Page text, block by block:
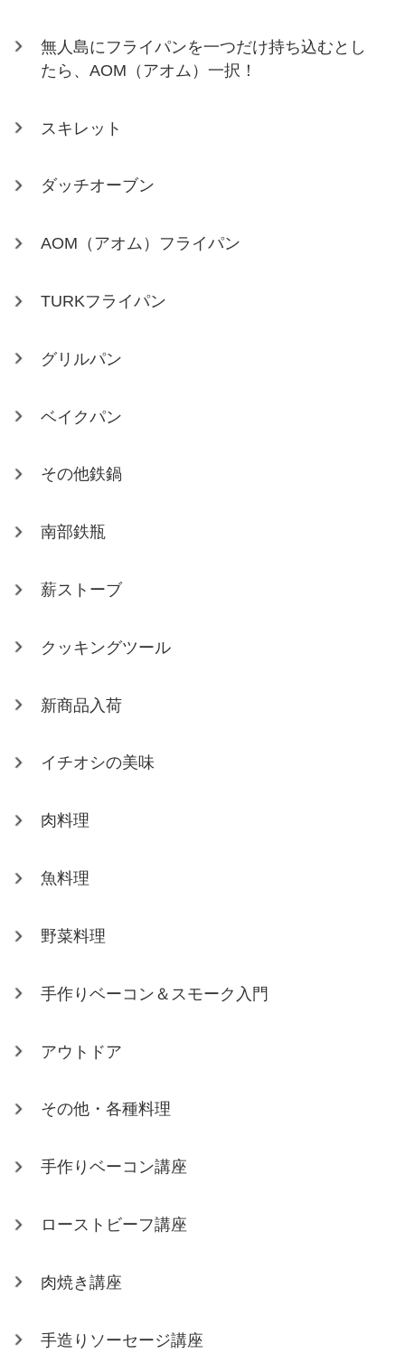
無人島にフライパンを一つだけ持ち込むとし
たら、AOM（アオム）一択！
スキレット
ダッチオーブン
AOM（アオム）フライパン
TURKフライパン
グリルパン
ベイクパン
その他鉄鍋
南部鉄瓶
薪ストーブ
クッキングツール
新商品入荷
イチオシの美味
肉料理
魚料理
野菜料理
手作りベーコン＆スモーク入門
アウトドア
その他・各種料理
手作りベーコン講座
ローストビーフ講座
肉焼き講座
手造りソーセージ講座